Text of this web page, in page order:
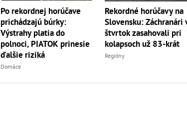
Po rekordnej horúčave
prichádzajú búrky:
Výstrahy platia do
polnoci, PIATOK prinesie
ďalšie riziká
Domáce
Rekordné horúčavy na
Slovensku: Záchranári
štvrtok zasahovali pri
kolapsoch už 83-krát
Regióny